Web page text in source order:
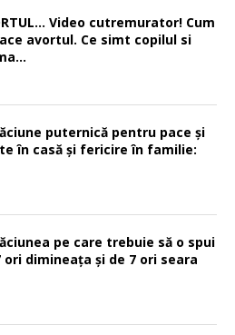
Video cutremurator! Cum
avortul. Ce simt copilul si
puternică pentru pace şi
în casă şi fericire în familie:
pe care trebuie să o spui
ori dimineața și de 7 ori seara